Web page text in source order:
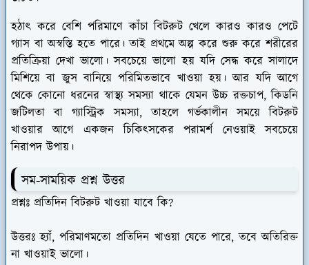
হঠাৎ করে বেশি পরিমাণে কাঁচা বিটরুট খেলে কারও কারও পেটে
গ্যাস বা অস্বস্তি হতে পারে। তাই প্রথমে অল্প করে শুরু করে শরীরের
প্রতিক্রিয়া দেখা ভালো। সবচেয়ে ভালো হয় যদি সেদ্ধ করে সালাদে
মিশিয়ে বা জুস বানিয়ে পরিমিতভাবে খাওয়া হয়। আর যদি আগে
থেকে কোনো ধরনের স্বাস্থ্য সমস্যা থাকে যেমন উচ্চ রক্তচাপ, কিডনি
জটিলতা বা গ্যাস্ট্রিক সমস্যা, তাহলে গর্ভকালীন সময়ে বিটরুট
খাওয়ার আগে একজন চিকিৎসকের পরামর্শ নেওয়াই সবচেয়ে
নিরাপদ উপায়।
সম-সাময়িক প্রশ্ন উত্তর
প্রশ্নঃ প্রতিদিন বিটরুট খাওয়া যাবে কি?
উত্তরঃ হ্যাঁ, পরিমাণমতো প্রতিদিন খাওয়া যেতে পারে, তবে অতিরিক্ত
না খাওয়াই ভালো।